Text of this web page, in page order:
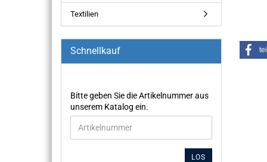
Textilien
Schnellkauf
Bitte geben Sie die Artikelnummer aus
unserem Katalog ein.
LOS